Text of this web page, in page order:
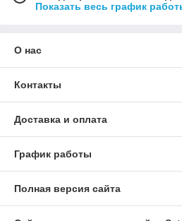
Показать весь график
О нас
Контакты
Доставка и оплата
График работы
Полная версия сайта